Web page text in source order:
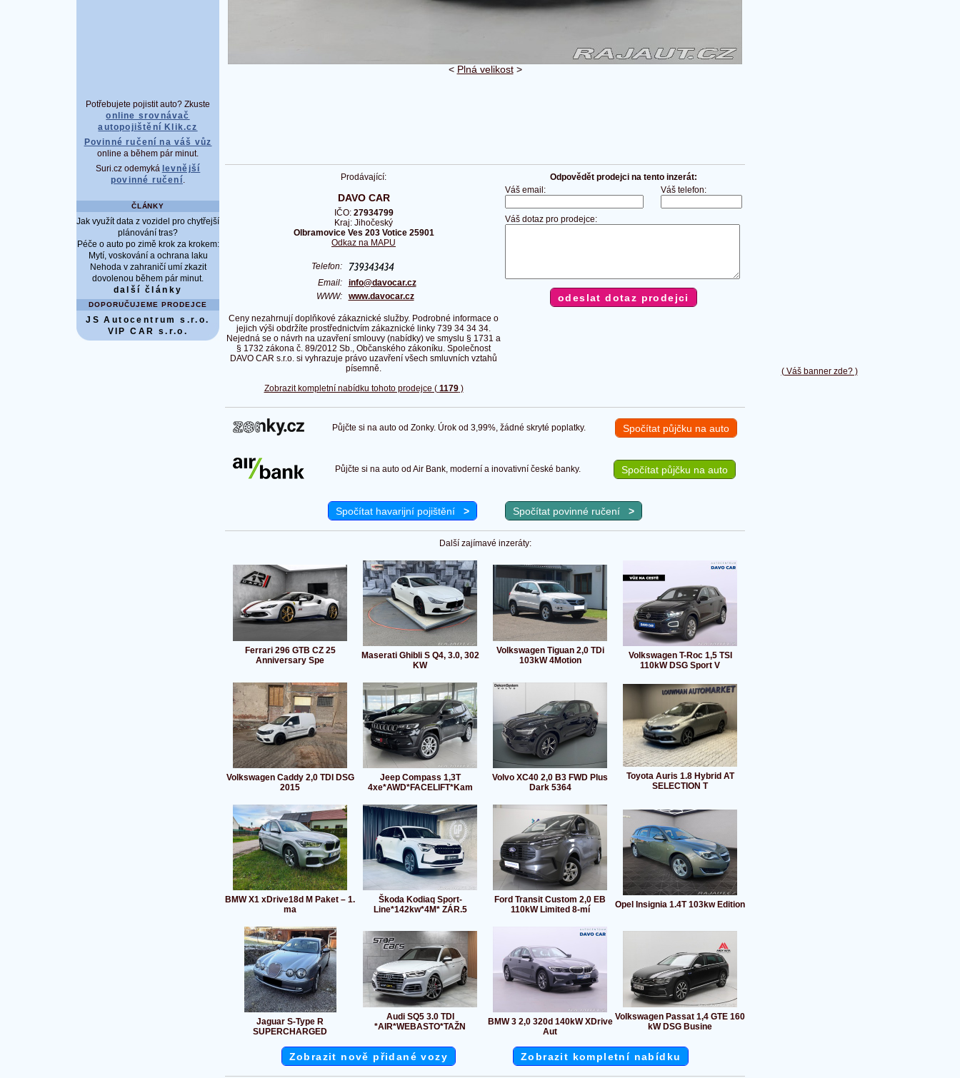
( Váš banner zde? )
Potřebujete pojistit auto? Zkuste
online srovnávač
autopojištění Klik.cz
Povinné ručení na váš vůz
online a během pár minut.
Suri.cz odemyká levnější
povinné ručení.
ČLÁNKY
Jak využít data z vozidel pro chytřejší
plánování tras?
Péče o auto po zimě krok za krokem:
Mytí, voskování a ochrana laku
Nehoda v zahraničí umí zkazit
dovolenou během pár minut.
další články
DOPORUČUJEME PRODEJCE
JS Autocentrum s.r.o.
VIP CAR s.r.o.
< Plná velikost>
Prodávající:
DAVO CAR
IČO: 27934799
Kraj: Jihočeský
Olbramovice Ves 203 Votice 25901
Odkaz na MAPU
Telefon:
Email: info@davocar.cz
WWW: www.davocar.cz
Ceny nezahrnují doplňkové zákaznické služby. Podrobné informace o
jejich výši obdržíte prostřednictvím zákaznické linky 739 34 34 34.
Nejedná se o návrh na uzavření smlouvy (nabídky) ve smyslu § 1731 a
§ 1732 zákona č. 89/2012 Sb., Občanského zákoníku. Společnost
DAVO CAR s.r.o. si vyhrazuje právo uzavření všech smluvních vztahů
písemně.
Zobrazit kompletní nabídku tohoto prodejce ( 1179)
Odpovědět prodejci na tento inzerát:
Váš email:
Váš telefon:
Váš dotaz pro prodejce:
Půjčte si na auto od Zonky. Úrok od 3,99%, žádné skryté poplatky. Spočítat půjčku na auto
Půjčte si na auto od Air Bank, moderní a inovativní české banky. Spočítat půjčku na auto
Spočítat havarijní pojištění > Spočítat povinné ručení >
Další zajímavé inzeráty:
Ferrari 296 GTB CZ 25
Anniversary Spe
Maserati Ghibli S Q4, 3.0, 302
KW
Volkswagen Tiguan 2,0 TDi
103kW 4Motion
Volkswagen T-Roc 1,5 TSI
110kW DSG Sport V
Volkswagen Caddy 2,0 TDI DSG
2015
Jeep Compass 1,3T
4xe*AWD*FACELIFT*Kam
Volvo XC40 2,0 B3 FWD Plus
Dark 5364
Toyota Auris 1.8 Hybrid AT
SELECTION T
BMW X1 xDrive18d M Paket – 1.
ma
Škoda Kodiaq Sport-
Line*142kw*4M* ZÁR.5
Ford Transit Custom 2,0 EB
110kW Limited 8-mí
Opel Insignia 1.4T 103kw Edition
Jaguar S-Type R
SUPERCHARGED
Audi SQ5 3.0 TDI
*AIR*WEBASTO*TAŽN
BMW 3 2,0 320d 140kW XDrive
Aut
Volkswagen Passat 1,4 GTE 160
kW DSG Busine
Zobrazit nově přidané vozy Zobrazit kompletní nabídku